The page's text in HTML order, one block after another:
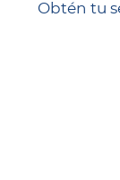
Obtén tu